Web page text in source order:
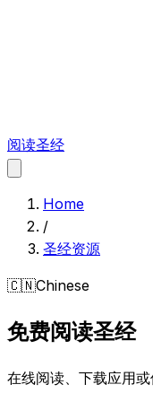
阅读圣经
Home
/
圣经资源
🇨🇳Chinese
免费阅读圣经
在线阅读、下载应用